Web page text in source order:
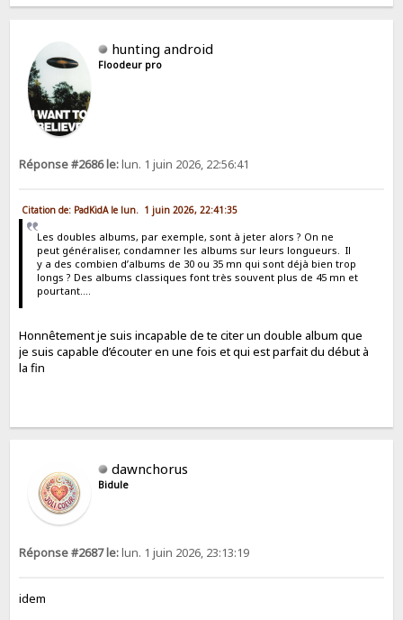
hunting android
Floodeur pro
Réponse #2686 le:lun. 1 juin 2026, 22:56:41
Citation de: PadKidA le lun. 1 juin 2026, 22:41:35
Les doubles albums, par exemple, sont à jeter alors ? On ne
peut généraliser, condamner les albums sur leurs longueurs. Il
y a des combien d’albums de 30 ou 35 mn qui sont déjà bien trop
longs ? Des albums classiques font très souvent plus de 45 mn et
pourtant….
Honnêtement je suis incapable de te citer un double album que
je suis capable d’écouter en une fois et qui est parfait du début à
la fin
dawnchorus
Bidule
Réponse #2687 le:lun. 1 juin 2026, 23:13:19
idem